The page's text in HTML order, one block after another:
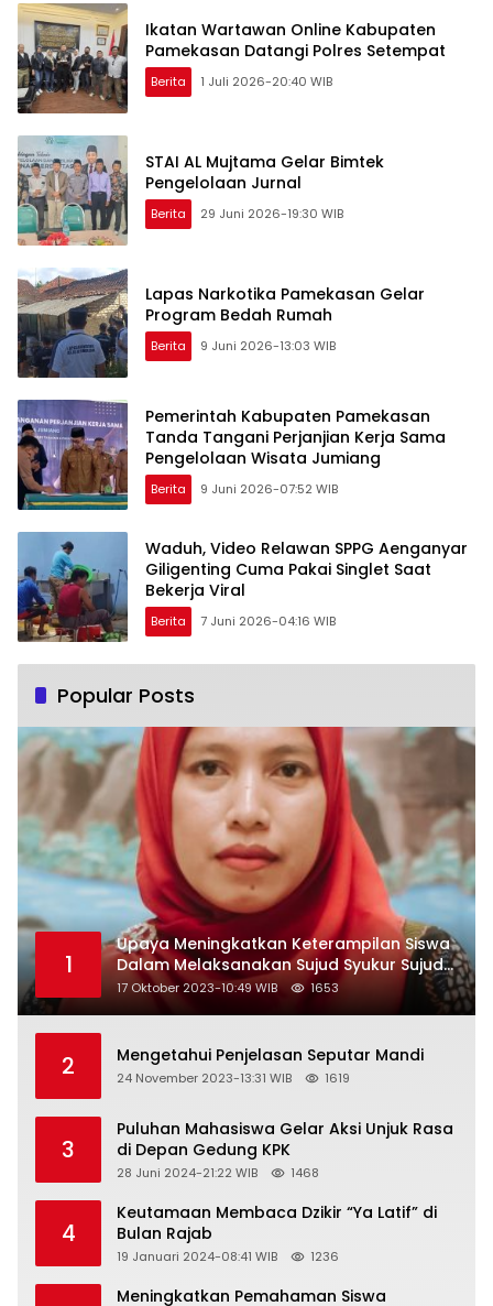
Ikatan Wartawan Online Kabupaten
Pamekasan Datangi Polres Setempat
Berita 1 Juli 2026-20:40 WIB
STAI AL Mujtama Gelar Bimtek
Pengelolaan Jurnal
Berita 29 Juni 2026-19:30 WIB
Lapas Narkotika Pamekasan Gelar
Program Bedah Rumah
Berita 9 Juni 2026-13:03 WIB
Pemerintah Kabupaten Pamekasan
Tanda Tangani Perjanjian Kerja Sama
Pengelolaan Wisata Jumiang
Berita 9 Juni 2026-07:52 WIB
Waduh, Video Relawan SPPG Aenganyar
Giligenting Cuma Pakai Singlet Saat
Bekerja Viral
Berita 7 Juni 2026-04:16 WIB
Popular Posts
1
Upaya Meningkatkan Keterampilan Siswa
Dalam Melaksanakan Sujud Syukur Sujud
Sahwi dan Sujud Tilawah Dengan
Menggunakan Model Pembelajaran
Nujum Sampang
17 Oktober 2023-10:49 WIB 1653
2 Mengetahui Penjelasan Seputar Mandi
24 November 2023-13:31 WIB 1619
3
Puluhan Mahasiswa Gelar Aksi Unjuk Rasa
di Depan Gedung KPK
28 Juni 2024-21:22 WIB 1468
4
Keutamaan Membaca Dzikir “Ya Latif” di
Bulan Rajab
19 Januari 2024-08:41 WIB 1236
Meningkatkan Pemahaman Siswa